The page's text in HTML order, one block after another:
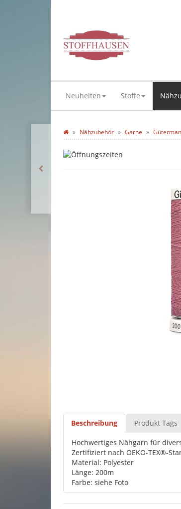
Neuheiten Stoffe
Nähzubehör Garne
Beschreibung Produkt Tags
Hochwertiges Nähgarn für
Zertifiziert nach OEKO-TEX®-
Material: Polyester
Länge: 200m
Farbe: siehe Foto